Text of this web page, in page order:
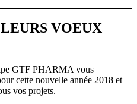
VOEUX
GTF PHARMA vous
cette nouvelle année 2018 et
vos projets.